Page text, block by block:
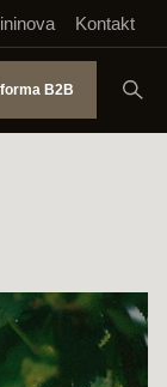
Kontakt
B2B